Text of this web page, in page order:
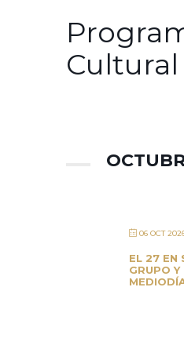
Cultural
06 OCT
EL 27 EN
GRUPO